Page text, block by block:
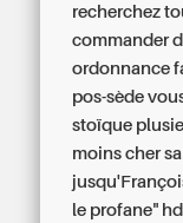
recherchez
commander
ordonnance
pos-sède
stoïque
moins cher
le profane"